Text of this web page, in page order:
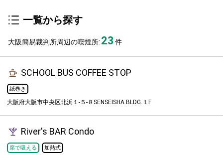
一覧から探す
大阪簡易裁判所周辺の喫煙所: 23 件
SCHOOL BUS COFFEE STOP
紙巻き
大阪府大阪市中央区北浜１-５-８SENSEISHA BLDG.１F
River's BAR Condo
席で吸える 加熱式